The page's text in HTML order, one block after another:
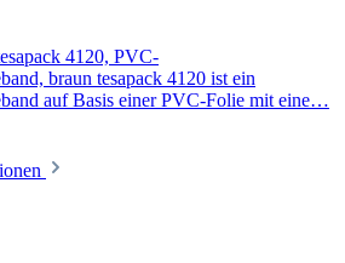
4120, PVC-
braun tesapack 4120 ist ein
auf Basis einer PVC-Folie mit eine…